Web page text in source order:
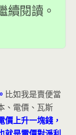
續閱讀。
比如我是賣便當
、電價、瓦斯
價上升一塊錢，